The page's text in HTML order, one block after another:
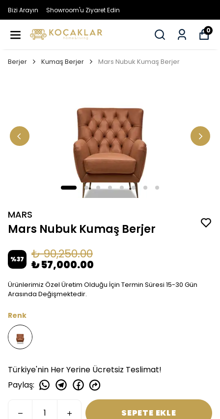
Bizi Arayın Showroom'u Ziyaret Edin
0
Berjer Kumaş Berjer Mars Nubuk Kumaş Berjer
MARS
Mars Nubuk Kumaş Berjer
%37 ₺ 90,250.00
₺ 57,000.00
Ürünlerimiz Özel Üretim Olduğu İçin Termin Süresi 15-30 Gün
Arasında Değişmektedir.
Renk
Türkiye'nin Her Yerine Ücretsiz Teslimat!
Paylaş:
SEPETE EKLE